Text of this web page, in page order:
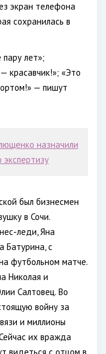
экран телефона
сохранилась в
лет»;
красавчик!»; «Это
— пишут
назначили
был бизнесмен
в Сочи.
леди, Яна
Батурина, с
футбольном матче.
Николая и
Салтовец. Во
войну за
и миллионы
их вражда